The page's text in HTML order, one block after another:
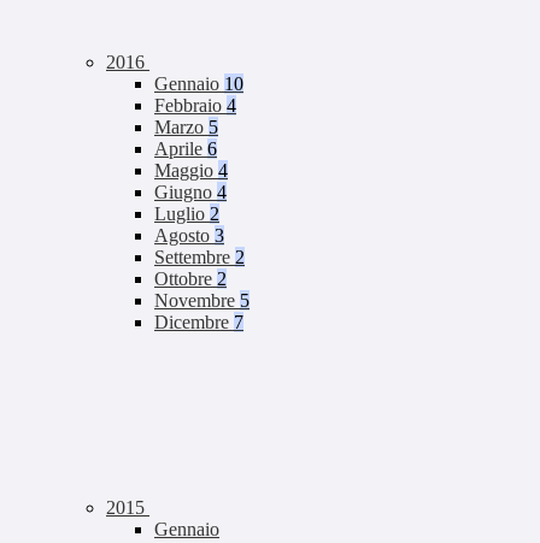
2016
Gennaio 10
Febbraio 4
Marzo 5
Aprile 6
Maggio 4
Giugno 4
Luglio 2
Agosto 3
Settembre 2
Ottobre 2
Novembre 5
Dicembre 7
2015
Gennaio